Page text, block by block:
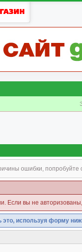
ошибки, попробуйте
Если вы не
используя форму